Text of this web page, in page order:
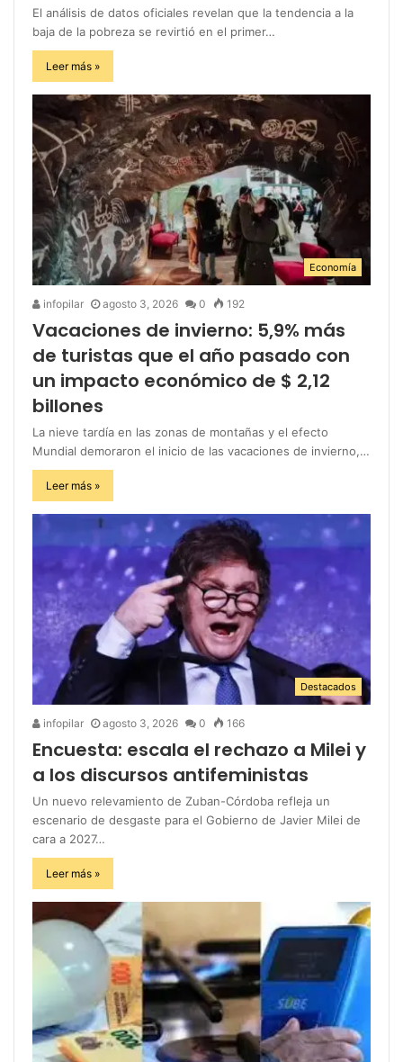
El análisis de datos oficiales revelan que la tendencia a la
baja de la pobreza se revirtió en el primer…
Leer más »
Economía
infopilar agosto 3, 2026 0 192
Vacaciones de invierno: 5,9% más
de turistas que el año pasado con
un impacto económico de $ 2,12
billones
La nieve tardía en las zonas de montañas y el efecto
Mundial demoraron el inicio de las vacaciones de invierno,…
Leer más »
Destacados
infopilar agosto 3, 2026 0 166
Encuesta: escala el rechazo a Milei y
a los discursos antifeministas
Un nuevo relevamiento de Zuban-Córdoba refleja un
escenario de desgaste para el Gobierno de Javier Milei de
cara a 2027…
Leer más »